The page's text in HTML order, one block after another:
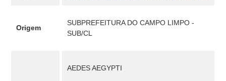
Origem
SUBPREFEITURA DO CAMPO LIMPO -
SUB/CL
AEDES AEGYPTI